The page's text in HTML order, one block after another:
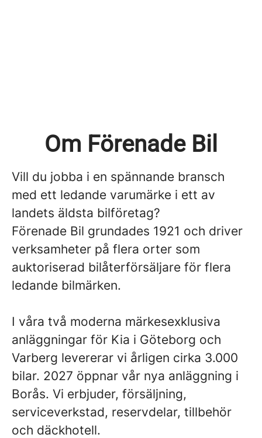
Om Förenade Bil
Vill du jobba i en spännande bransch
med ett ledande varumärke i ett av
landets äldsta bilföretag?
Förenade Bil grundades 1921 och driver
verksamheter på flera orter som
auktoriserad bilåterförsäljare för flera
ledande bilmärken.
I våra två moderna märkesexklusiva
anläggningar för Kia i Göteborg och
Varberg levererar vi årligen cirka 3.000
bilar. 2027 öppnar vår nya anläggning i
Borås. Vi erbjuder, försäljning,
serviceverkstad, reservdelar, tillbehör
och däckhotell.